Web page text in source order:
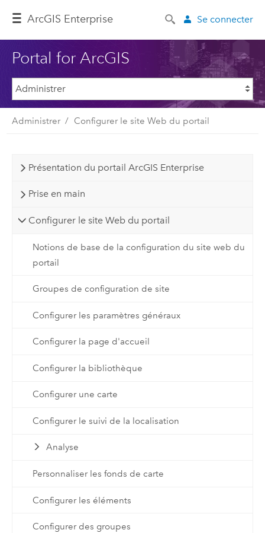
ArcGIS Enterprise Se connecter
Portal for ArcGIS
Administrer Configurer le site Web du portail
Présentation du portail ArcGIS Enterprise
Prise en main
Configurer le site Web du portail
Notions de base de la configuration du site web du
portail
Groupes de configuration de site
Configurer les paramètres généraux
Configurer la page d'accueil
Configurer la bibliothèque
Configurer une carte
Configurer le suivi de la localisation
Analyse
Personnaliser les fonds de carte
Configurer les éléments
Configurer des groupes